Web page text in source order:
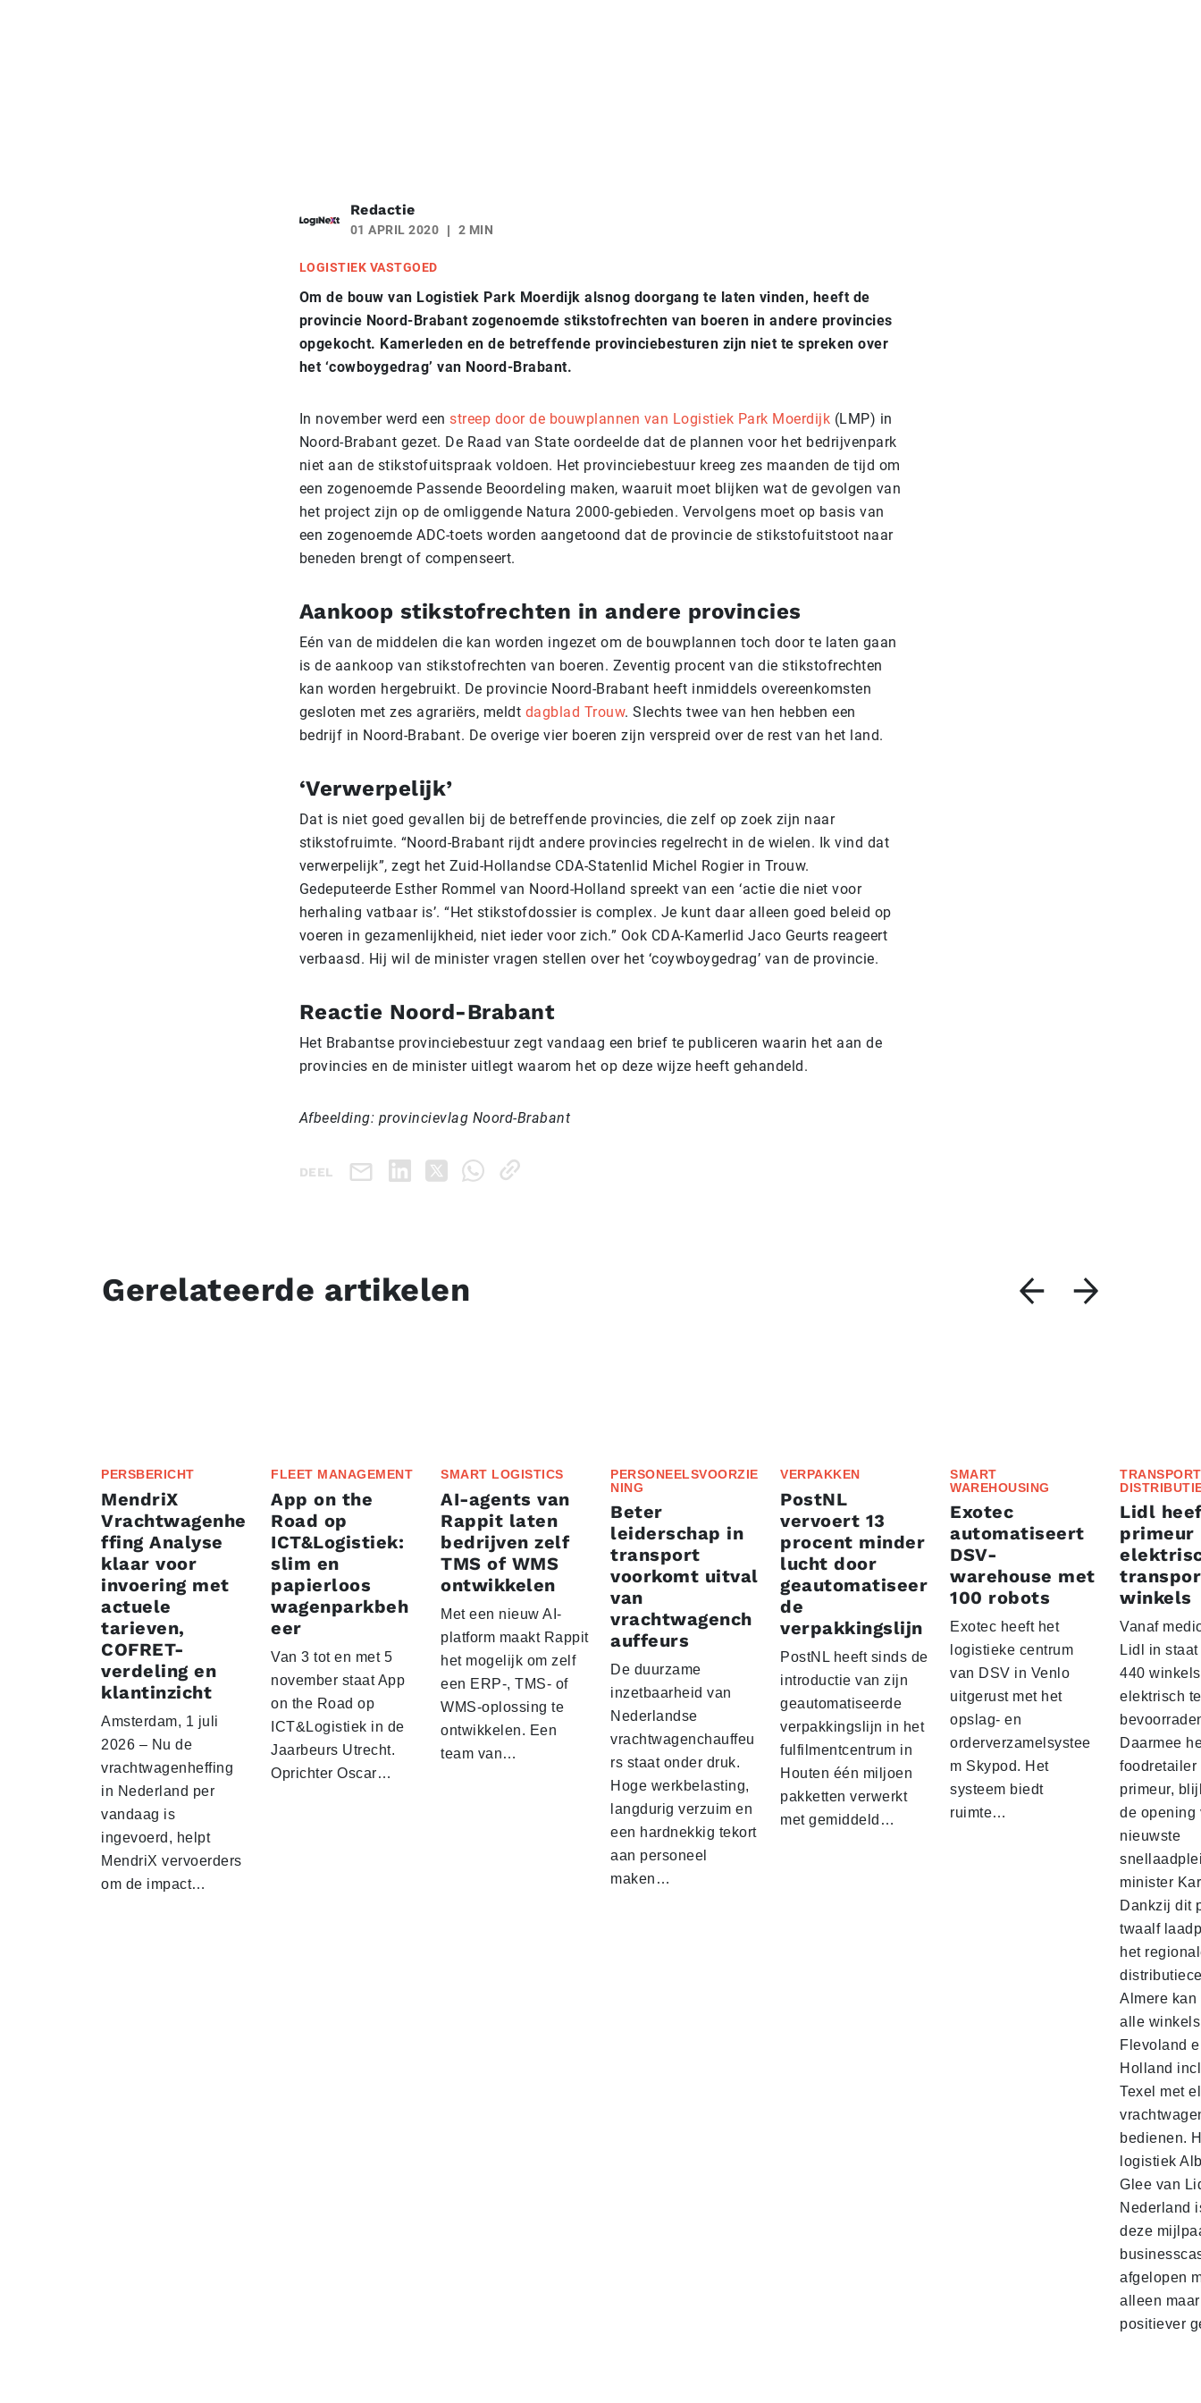
Redactie
01 APRIL 2020 2 MIN
LOGISTIEK VASTGOED
Om de bouw van Logistiek Park Moerdijk alsnog doorgang te laten vinden, heeft de
provincie Noord-Brabant zogenoemde stikstofrechten van boeren in andere provincies
opgekocht. Kamerleden en de betreffende provinciebesturen zijn niet te spreken over
het ‘cowboygedrag’ van Noord-Brabant.
In november werd een streep door de bouwplannen van Logistiek Park Moerdijk (LMP) in
Noord-Brabant gezet. De Raad van State oordeelde dat de plannen voor het bedrijvenpark
niet aan de stikstofuitspraak voldoen. Het provinciebestuur kreeg zes maanden de tijd om
een zogenoemde Passende Beoordeling maken, waaruit moet blijken wat de gevolgen van
het project zijn op de omliggende Natura 2000-gebieden. Vervolgens moet op basis van
een zogenoemde ADC-toets worden aangetoond dat de provincie de stikstofuitstoot naar
beneden brengt of compenseert.
Aankoop stikstofrechten in andere provincies
Eén van de middelen die kan worden ingezet om de bouwplannen toch door te laten gaan
is de aankoop van stikstofrechten van boeren. Zeventig procent van die stikstofrechten
kan worden hergebruikt. De provincie Noord-Brabant heeft inmiddels overeenkomsten
gesloten met zes agrariërs, meldt dagblad Trouw. Slechts twee van hen hebben een
bedrijf in Noord-Brabant. De overige vier boeren zijn verspreid over de rest van het land.
‘Verwerpelijk’
Dat is niet goed gevallen bij de betreffende provincies, die zelf op zoek zijn naar
stikstofruimte. “Noord-Brabant rijdt andere provincies regelrecht in de wielen. Ik vind dat
verwerpelijk”, zegt het Zuid-Hollandse CDA-Statenlid Michel Rogier in Trouw.
Gedeputeerde Esther Rommel van Noord-Holland spreekt van een ‘actie die niet voor
herhaling vatbaar is’. “Het stikstofdossier is complex. Je kunt daar alleen goed beleid op
voeren in gezamenlijkheid, niet ieder voor zich.” Ook CDA-Kamerlid Jaco Geurts reageert
verbaasd. Hij wil de minister vragen stellen over het ‘coywboygedrag’ van de provincie.
Reactie Noord-Brabant
Het Brabantse provinciebestuur zegt vandaag een brief te publiceren waarin het aan de
provincies en de minister uitlegt waarom het op deze wijze heeft gehandeld.
Afbeelding: provincievlag Noord-Brabant
DEEL
Gerelateerde artikelen
PERSBERICHT
MendriX
Vrachtwagenhe
ffing Analyse
klaar voor
invoering met
actuele
tarieven,
COFRET-
verdeling en
klantinzicht
Amsterdam, 1 juli
2026 – Nu de
vrachtwagenheffing
in Nederland per
vandaag is
ingevoerd, helpt
MendriX vervoerders
om de impact…
FLEET MANAGEMENT
App on the
Road op
ICT&Logistiek:
slim en
papierloos
wagenparkbeh
eer
Van 3 tot en met 5
november staat App
on the Road op
ICT&Logistiek in de
Jaarbeurs Utrecht.
Oprichter Oscar…
SMART LOGISTICS
AI-agents van
Rappit laten
bedrijven zelf
TMS of WMS
ontwikkelen
Met een nieuw AI-
platform maakt Rappit
het mogelijk om zelf
een ERP-, TMS- of
WMS-oplossing te
ontwikkelen. Een
team van…
PERSONEELSVOORZIE
NING
Beter
leiderschap in
transport
voorkomt uitval
van
vrachtwagench
auffeurs
De duurzame
inzetbaarheid van
Nederlandse
vrachtwagenchauffeu
rs staat onder druk.
Hoge werkbelasting,
langdurig verzuim en
een hardnekkig tekort
aan personeel
maken…
VERPAKKEN
PostNL
vervoert 13
procent minder
lucht door
geautomatiseer
de
verpakkingslijn
PostNL heeft sinds de
introductie van zijn
geautomatiseerde
verpakkingslijn in het
fulfilmentcentrum in
Houten één miljoen
pakketten verwerkt
met gemiddeld…
SMART
WAREHOUSING
Exotec
automatiseert
DSV-
warehouse met
100 robots
Exotec heeft het
logistieke centrum
van DSV in Venlo
uitgerust met het
opslag- en
orderverzamelsystee
m Skypod. Het
systeem biedt
ruimte…
Lidl
primeur
winkels
Vanaf
Lidl in
440 winkels
elektrisch te
Daarmee
foodretailer
primeur,
de opening
nieuwste
minister
Dankzij dit
twaalf
het
Almere
alle
Flevoland
Holland
Texel met
bedienen.
logistiek
Glee van
Nederland
deze
afgelopen
alleen maar
positiever